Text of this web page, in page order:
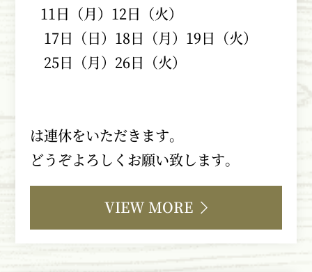
11日（月）12日（火）
17日（日）18日（月）19日（火）
25日（月）26日（火）
は連休をいただきます。
どうぞよろしくお願い致します。
VIEW MORE